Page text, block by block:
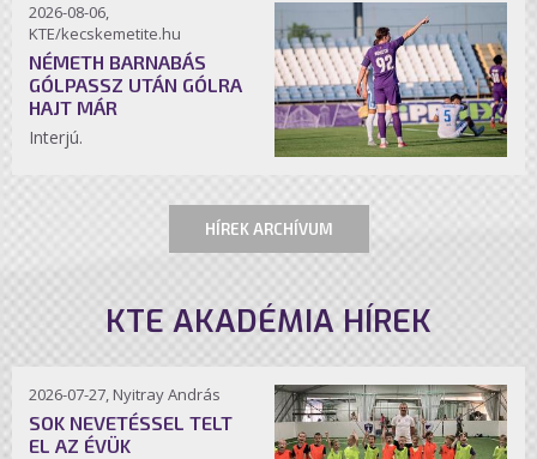
2026-08-06,
KTE/kecskemetite.hu
NÉMETH BARNABÁS
GÓLPASSZ UTÁN GÓLRA
HAJT MÁR
Interjú.
HÍREK ARCHÍVUM
KTE AKADÉMIA HÍREK
2026-07-27, Nyitray András
SOK NEVETÉSSEL TELT
EL AZ ÉVÜK